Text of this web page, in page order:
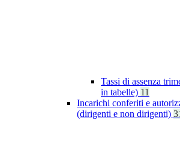
Tassi di assenza
in tabelle) 11
Incarichi conferiti e
(dirigenti e non dirigenti)